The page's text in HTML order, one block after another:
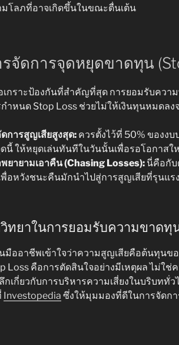
มโลภที่อาจเกิดขึ้นในขณะตื่นเต้น
จัดการจุดหยุดขาดทุน
เกราะป้องกันที่สำคัญที่สุด การยอมรับควา
กำหนด Stop Loss ช่วยไม่ให้เงินทุนหมดล
การสูญเสียสูงสุด: ควรตั้งไว้ที่ 50% ของง
ดนี้ ให้หยุดเล่นทันทีในวันนั้นเพื่อรอโอกาสใ
ยายามเอาคืน (Chasing Losses): นี่คือกับ
อหวังชนะคืนมักนำไปสู่การสูญเสียที่รุนแร
ทยาในการยอมรับความขาดทุ
นมืออาชีพเข้าใจว่าความสูญเสียคือต้นทุนข
Loss คือการตัดสินใจอย่างมีเหตุผล ไม่ใช่
กเกี่ยวกับการบริหารความเสี่ยงในบริบททั่
Investopedia ซึ่งให้มุมมองที่ดีในการจัดก